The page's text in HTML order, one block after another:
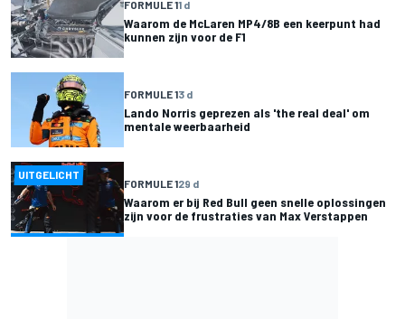
FORMULE 11 d
Waarom de McLaren MP4/8B een keerpunt had
kunnen zijn voor de F1
FORMULE 13 d
Lando Norris geprezen als 'the real deal' om
mentale weerbaarheid
UITGELICHT
FORMULE 129 d
Waarom er bij Red Bull geen snelle oplossingen
zijn voor de frustraties van Max Verstappen